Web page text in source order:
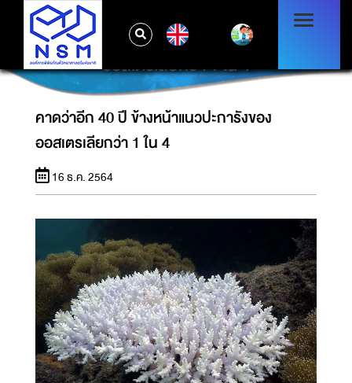
คาดว่าอีก 40 ปี ข้างหน้าแนวปะการังของ
ออสเตรเลียกว่า 1 ใน 4
คาดว่าอีก 40 ปี ข้างหน้าแนวปะการังของ
ออสเตรเลียกว่า 1 ใน 4
16 ธ.ค. 2564